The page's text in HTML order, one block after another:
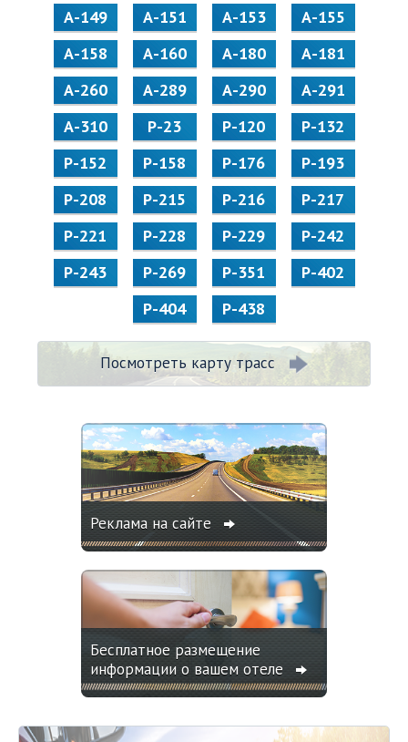
А-149
А-151 А-153
А-155
А-158
А-160 А-180
А-181
А-260
А-289 А-290
А-291
А-310
Р-23 Р-120
Р-132
Р-152
Р-158 Р-176
Р-193
Р-208
Р-215 Р-216
Р-217
Р-221
Р-228 Р-229
Р-242
Р-243
Р-269 Р-351
Р-402
Р-404
Р-438
Посмотреть карту трасс
Реклама на сайте
Бесплатное размещение
информации о вашем отеле